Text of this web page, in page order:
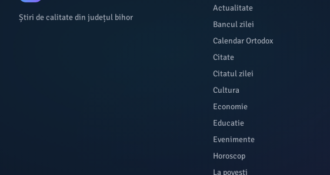
Știri de calitate din județul bihor
Actualitate
Bancul zilei
Calendar Ortodox
Citate
Citatul zilei
Cultura
Economie
Educatie
Evenimente
Horoscop
La povești